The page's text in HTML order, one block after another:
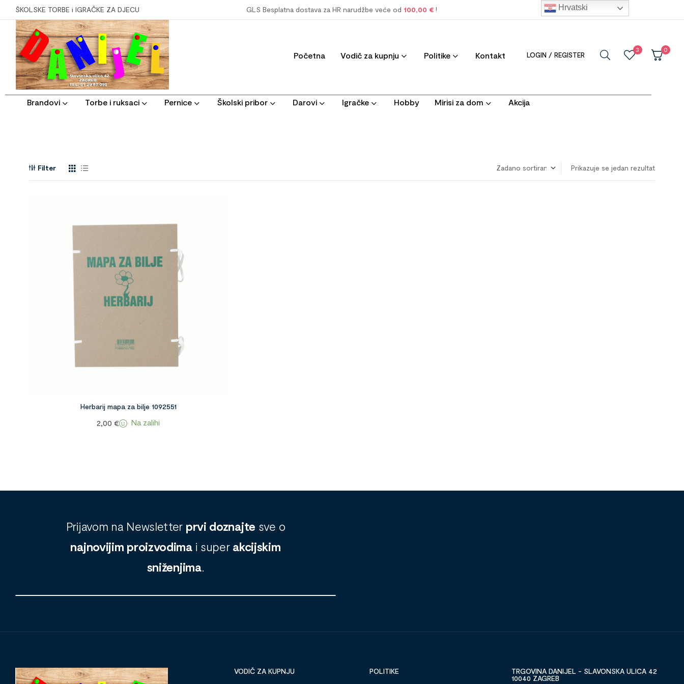
ŠKOLSKE TORBE i IGRAČKE ZA DJECU GLS Besplatna dostava za HR narudžbe veće od 100,00 € !
Početna Vodič za kupnju Politike Kontakt LOGIN / REGISTER
3 0
Brandovi Torbe i ruksaci Pernice Školski pribor Darovi Igračke Hobby Mirisi za dom Akcija
Filter Prikazuje se jedan rezultat
Herbarij mapa za bilje 1092551
2,00 € Na zalihi
Prijavom na Newsletter prvi doznajte sve o
najnovijim proizvodimai super akcijskim
sniženjima.
VODIČ ZA KUPNJU POLITIKE
TRGOVINA DANIJEL - SLAVONSKA ULICA 42
10040 ZAGREB
Hrvatski